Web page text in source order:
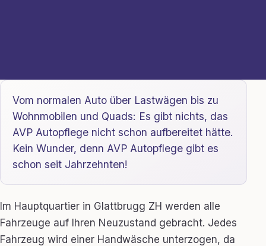
Vom normalen Auto über Lastwägen bis zu
Wohnmobilen und Quads: Es gibt nichts, das
AVP Autopflege nicht schon aufbereitet hätte.
Kein Wunder, denn AVP Autopflege gibt es
schon seit Jahrzehnten!
Im Hauptquartier in Glattbrugg ZH werden alle
Fahrzeuge auf Ihren Neuzustand gebracht. Jedes
Fahrzeug wird einer Handwäsche unterzogen, da